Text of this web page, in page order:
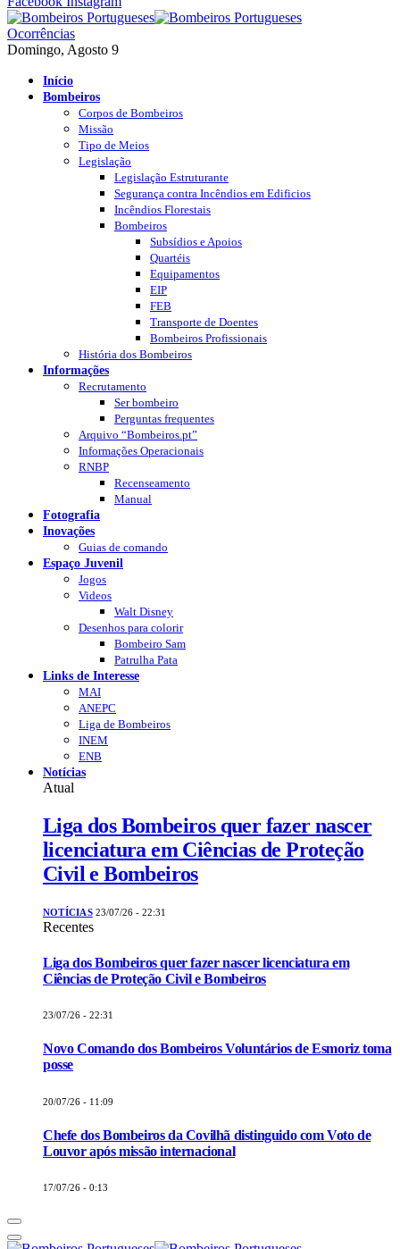
Ocorrências
Domingo, Agosto 9
Início
Bombeiros
Corpos de Bombeiros
Missão
Tipo de Meios
Legislação
Legislação Estruturante
Segurança contra Incêndios em Edificios
Incêndios Florestais
Bombeiros
Subsídios e Apoios
Quartéis
Equipamentos
EIP
FEB
Transporte de Doentes
Bombeiros Profissionais
História dos Bombeiros
Informações
Recrutamento
Ser bombeiro
Perguntas frequentes
Arquivo “Bombeiros.pt”
Informações Operacionais
RNBP
Recenseamento
Manual
Fotografia
Inovações
Guias de comando
Espaço Juvenil
Jogos
Videos
Walt Disney
Desenhos para colorir
Bombeiro Sam
Patrulha Pata
Links de Interesse
MAI
ANEPC
Liga de Bombeiros
INEM
ENB
Notícias
Atual
Liga dos Bombeiros quer fazer nascer
licenciatura em Ciências de Proteção
Civil e Bombeiros
NOTÍCIAS 23/07/26 - 22:31
Recentes
Liga dos Bombeiros quer fazer nascer licenciatura em
Ciências de Proteção Civil e Bombeiros
23/07/26 - 22:31
Novo Comando dos Bombeiros Voluntários de Esmoriz toma
posse
20/07/26 - 11:09
Chefe dos Bombeiros da Covilhã distinguido com Voto de
Louvor após missão internacional
17/07/26 - 0:13